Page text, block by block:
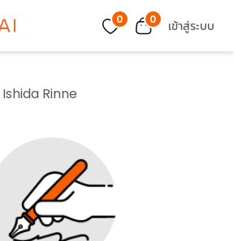
0 0 เข้าสู่ระบบ
Ishida Rinne